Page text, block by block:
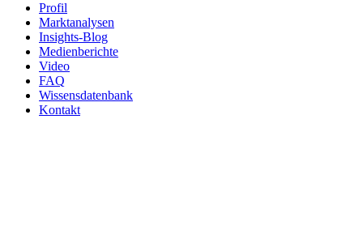
Profil
Marktanalysen
Insights-Blog
Medienberichte
Video
FAQ
Wissensdatenbank
Kontakt